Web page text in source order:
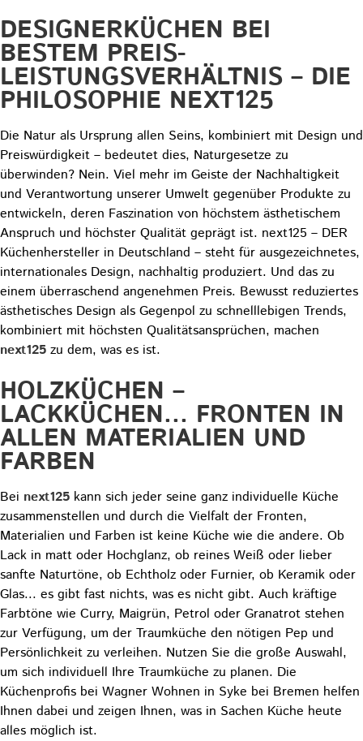
DESIGNERKÜCHEN BEI
BESTEM PREIS-
LEISTUNGSVERHÄLTNIS – DIE
PHILOSOPHIE NEXT125
Die Natur als Ursprung allen Seins, kombiniert mit Design und
Preiswürdigkeit – bedeutet dies, Naturgesetze zu
überwinden? Nein. Viel mehr im Geiste der Nachhaltigkeit
und Verantwortung unserer Umwelt gegenüber Produkte zu
entwickeln, deren Faszination von höchstem ästhetischem
Anspruch und höchster Qualität geprägt ist. next125 – DER
Küchenhersteller in Deutschland – steht für ausgezeichnetes,
internationales Design, nachhaltig produziert. Und das zu
einem überraschend angenehmen Preis. Bewusst reduziertes
ästhetisches Design als Gegenpol zu schnelllebigen Trends,
kombiniert mit höchsten Qualitätsansprüchen, machen
next125 zu dem, was es ist.
HOLZKÜCHEN –
LACKKÜCHEN... FRONTEN IN
ALLEN MATERIALIEN UND
FARBEN
Bei next125 kann sich jeder seine ganz individuelle Küche
zusammenstellen und durch die Vielfalt der Fronten,
Materialien und Farben ist keine Küche wie die andere. Ob
Lack in matt oder Hochglanz, ob reines Weiß oder lieber
sanfte Naturtöne, ob Echtholz oder Furnier, ob Keramik oder
Glas... es gibt fast nichts, was es nicht gibt. Auch kräftige
Farbtöne wie Curry, Maigrün, Petrol oder Granatrot stehen
zur Verfügung, um der Traumküche den nötigen Pep und
Persönlichkeit zu verleihen. Nutzen Sie die große Auswahl,
um sich individuell Ihre Traumküche zu planen. Die
Küchenprofis bei Wagner Wohnen in Syke bei Bremen helfen
Ihnen dabei und zeigen Ihnen, was in Sachen Küche heute
alles möglich ist.